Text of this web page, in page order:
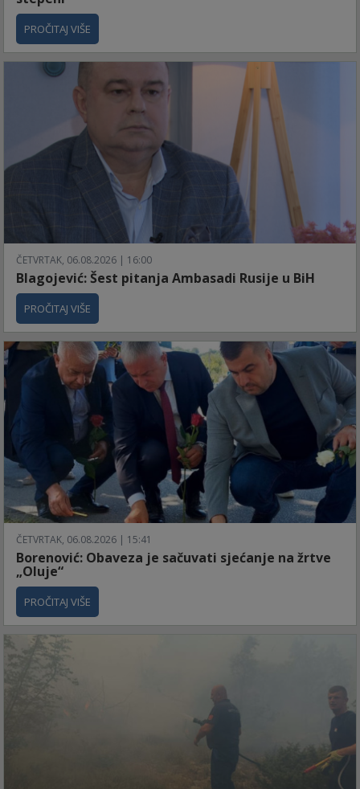
PROČITAJ VIŠE
ČETVRTAK, 06.08.2026 | 16:00
Blagojević: Šest pitanja Ambasadi Rusije u BiH
PROČITAJ VIŠE
ČETVRTAK, 06.08.2026 | 15:41
Borenović: Obaveza je sačuvati sjećanje na žrtve
„Oluje“
PROČITAJ VIŠE